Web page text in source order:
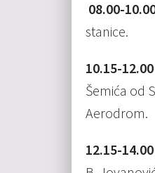
08.00-
stanice.
10.15-
Šemića od
Aerodrom.
12.15-